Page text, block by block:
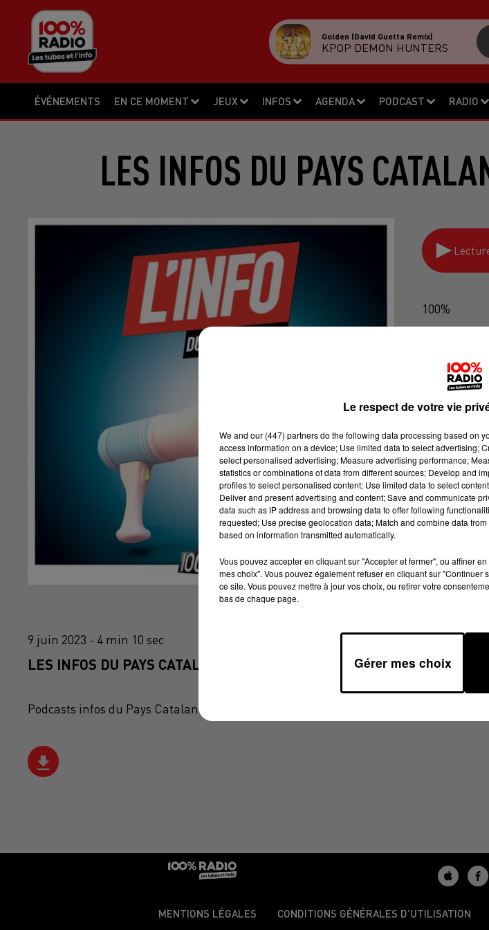
ÉVÉNEMENTS EN CE MOMENT JEUX INFOS AGENDA PODCAST RADIO
Golden (david Guetta Remix)
KPOP DEMON HUNTERS
LES INFOS DU PAYS
100%
9 juin 2023 - 4 min 10 sec
LES INFOS DU PAYS CATALAN DU 09/06/2023 À 17H00
Podcasts infos du Pays Catalan
MENTIONS LÉGALES CONDITIONS GÉNÉRALES D’UTILISATION
Le respect de votre vie
We and our (447) partnersdo the following data processing based on
access information on a device; Use limited data to select advertising;
select personalised advertising; Measure advertising performance;
statistics or combinations of data from different sources; Develop and
profiles to select personalised content; Use limited data to select
Deliver and present advertising and content; Save and communicate
data such as IP address and browsing data to offer following
requested; Use precise geolocation data; Match and combine data
based on information transmitted automatically.
Vous pouvez accepter en cliquant sur "Accepter et fermer", ou affiner
mes choix". Vous pouvez également refuser en cliquant sur
ce site. Vous pouvez mettre à jour vos choix, ou retirer votre
bas de chaque page.
Gérer mes choix